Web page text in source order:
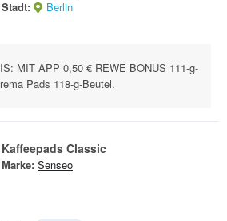
Stadt:
Berlin
MIT APP 0,50 € REWE BONUS 111-g-
Pads 118-g-Beutel.
Kaffeepads Classic
Marke: Senseo